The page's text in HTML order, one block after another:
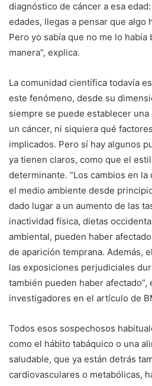
diagnóstico de cáncer a esa
edades, llegas a pensar que algo
Pero yo sabía que no me lo había
manera”, explica.
La comunidad científica todavía
este fenómeno, desde su
siempre se puede establecer
un cáncer, ni siquiera qué
implicados. Pero sí hay algunos
ya tienen claros, como que el
determinante. “Los cambios en
el medio ambiente desde
dado lugar a un aumento de las
inactividad física, dietas
ambiental, pueden haber
de aparición temprana. Además,
las exposiciones perjudiciales
también pueden haber afectado”,
investigadores en el artículo de
Todos esos sospechosos
como el hábito tabáquico o una
saludable, que ya están detrás
cardiovasculares o metabólicas,